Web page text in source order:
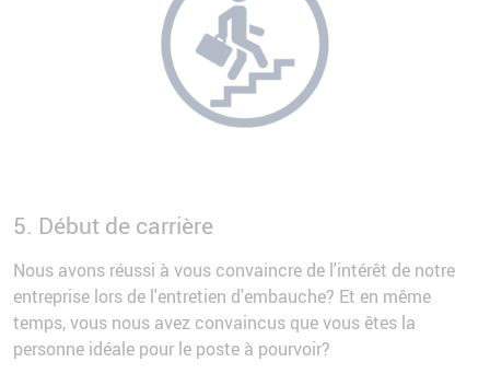
5. Début de carrière
Nous avons réussi à vous convaincre de l'intérêt de notre
entreprise lors de l'entretien d'embauche? Et en même
temps, vous nous avez convaincus que vous êtes la
personne idéale pour le poste à pourvoir?